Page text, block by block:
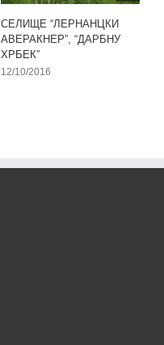
СЕЛИЩЕ “ЛЕРНАНЦКИ
АВЕРАКНЕР”, “ДАРБНУ
ХРБЕК”
12/10/2016